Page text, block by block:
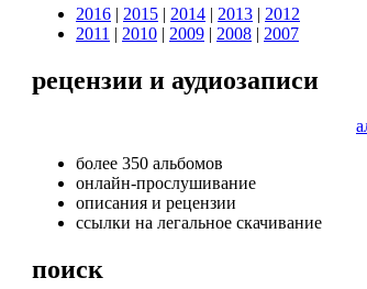
2016 | 2015 | 2014 | 2013 | 2012
2011 | 2010 | 2009 | 2008 | 2007
рецензии и аудиозаписи
более 350 альбомов
онлайн-прослушивание
описания и рецензии
ссылки на легальное скачивание
поиск